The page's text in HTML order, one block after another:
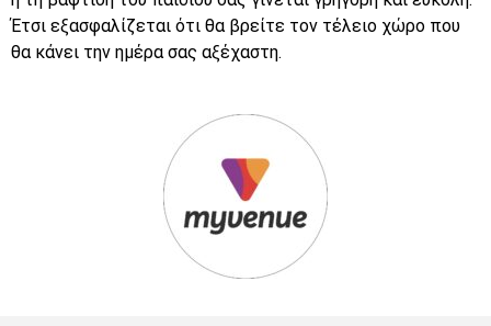
Click
Here
Έτσι εξασφαλίζεται ότι θα βρείτε τον τέλειο χώρο που
θα κάνει την ημέρα σας αξέχαστη.